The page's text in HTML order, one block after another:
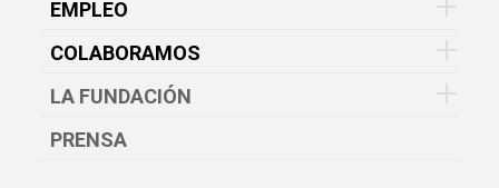
EMPLEO
COLABORAMOS
LA FUNDACIÓN
PRENSA